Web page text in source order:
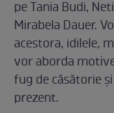
pe Tania Budi,
Mirabela Dauer.
acestora, idilele,
vor aborda
fug de căsătorie
prezent.